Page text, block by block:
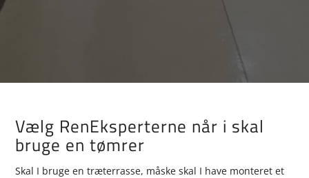
Vælg RenEksperterne når i skal
bruge en tømrer
Skal I bruge en træterrasse, måske skal I have monteret et